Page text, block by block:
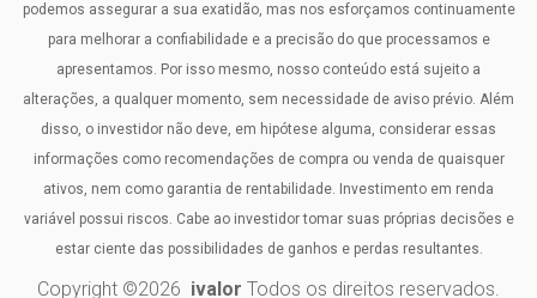
podemos assegurar a sua exatidão, mas nos esforçamos continuamente
para melhorar a confiabilidade e a precisão do que processamos e
apresentamos. Por isso mesmo, nosso conteúdo está sujeito a
alterações, a qualquer momento, sem necessidade de aviso prévio. Além
disso, o investidor não deve, em hipótese alguma, considerar essas
informações como recomendações de compra ou venda de quaisquer
ativos, nem como garantia de rentabilidade. Investimento em renda
variável possui riscos. Cabe ao investidor tomar suas próprias decisões e
estar ciente das possibilidades de ganhos e perdas resultantes.
Copyright ©2026 ivalor Todos os direitos reservados.